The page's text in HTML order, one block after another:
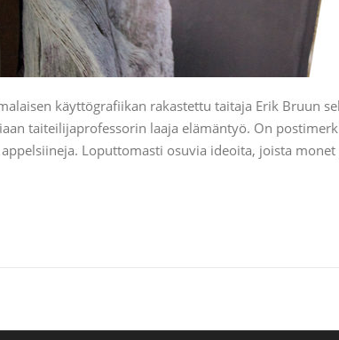
käyttögrafiikan rakastettu taitaja Erik Bruun
taiteilijaprofessorin laaja elämäntyö. On
Loputtomasti osuvia ideoita, joista